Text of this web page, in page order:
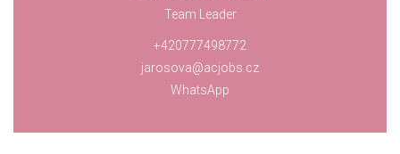
Team Leader
+420777498772
jarosova@acjobs.cz
WhatsApp